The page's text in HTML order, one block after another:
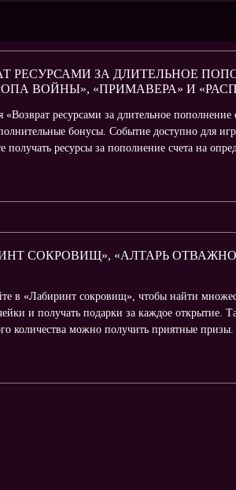
РЕСУРСАМИ ЗА ДЛИТЕЛЬНОЕ
ВОЙНЫ», «ПРИМАВЕРА» И
ресурсами за длительное пополнение
бонусы. Событие доступно для
ресурсы за пополнение счета на
СОКРОВИЩ», «АЛТАРЬ
в «Лабиринт сокровищ», чтобы найти
и получать подарки за каждое открытие.
количества можно получить приятные